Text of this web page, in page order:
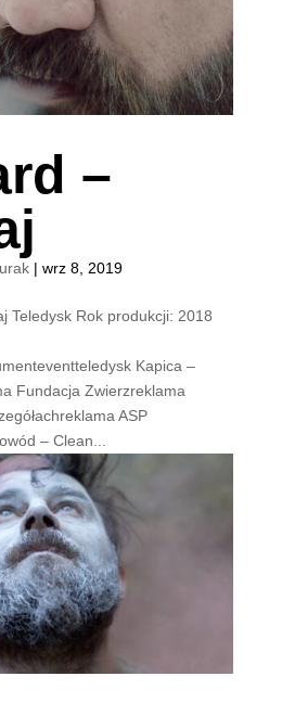
–
| wrz 8, 2019
Teledysk Rok produkcji: 2018
Kapica –
Fundacja Zwierzreklama
ASP
– Clean...